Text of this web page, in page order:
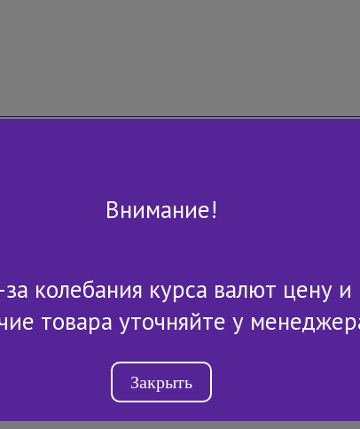
+7 (843) 2-507-607
Внимание!
колебания курса валют цену и
товара уточняйте у
Закрыть